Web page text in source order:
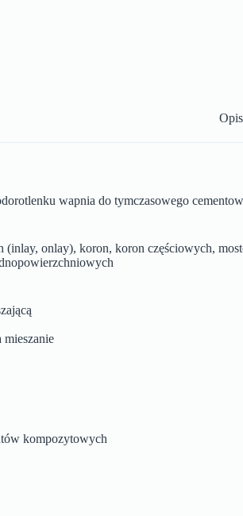
Opis
wapnia do tymczasowego
(inlay, onlay), koron, koron częściowych,
mieszanie
kompozytowych